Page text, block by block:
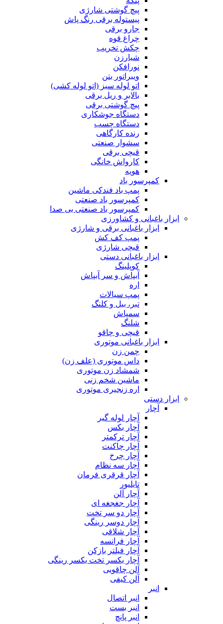
پیچ گوشتی شارژی
پیستوله برقی رنگ پاش
جارو برقی
چراغ قوه
چکش تخریب
شیارزن
نورافکن
ویبراتور بتن
اتو لوله سبز (اتو لوله کشی)
بالابر و ریل برقی
پیچ گوشتی برقی
دستگاه جوشکاری
دستگاه چسب
رنده کارگاهی
سشوار صنعتی
قیچی برقی
کارواش خانگی
هویه
کمپرسور باد
پمپ باد فندکی ماشین
کمپرسور باد صنعتی
کمپرسور باد صنعتی بی صدا
ابزار باغبانی و کشاورزی
ابزار باغبانی برقی و شارژی
پمپ کف کش
قیچی شارژی
ابزار باغبانی دستی
کوپلینگ
آبپاش و سر آبپاش
اره
پمپ سیالات
تبر، بیل و کلنگ
سمپاش
شلنگ
قیچی و چاقو
ابزار باغبانی موتوری
چمن زن
داس موتوری (علف زن)
شمشاد زن موتوری
ماشین شخم زنی
اره زنجیری موتوری
ابزار دستی
آچار
آچار لوله گیر
آچار بکس
آچار ترکمتر
آچار چاکنت
آچار چرخ
آچار سه نظام
آچار قرقری فرمان
تایلیور
آچار آلن
آچار جغجغه ای
آچار دو سر تخت
آچار دوسر رینگی
آچار شلاقی
آچار فرانسه
آچار فیلتر بازکن
آچار یکسر تخت یکسر رینگی
آلن چاقویی
آلن کیفی
انبر
انبر اتصال
انبر بست
انبر پانچ